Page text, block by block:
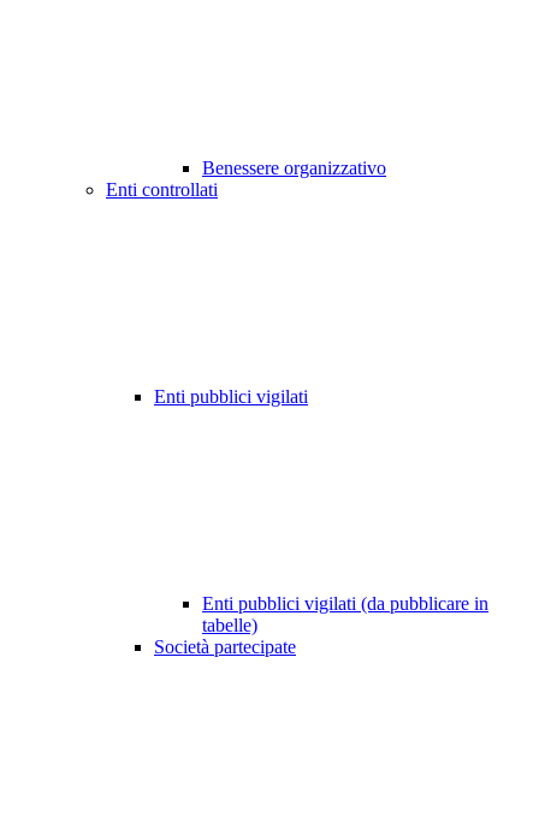
Benessere organizzativo
Enti controllati
Enti pubblici vigilati
Enti pubblici vigilati (da pubblicare in
tabelle)
Società partecipate